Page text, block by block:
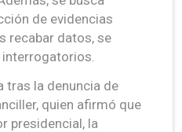
de evidencias
recabar datos, se
tras la denuncia de
quien afirmó que
presidencial, la